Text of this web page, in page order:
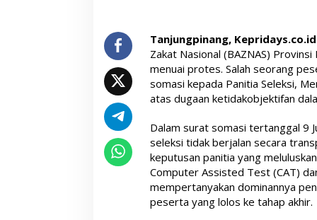
Tanjungpinang, Kepridays.co.id
Zakat Nasional (BAZNAS)
menuai protes. Salah seorang
somasi kepada Panitia Seleksi,
atas dugaan ketidakobjektifan
Dalam surat somasi tertanggal 9
seleksi tidak berjalan secara
keputusan panitia yang
Computer Assisted Test (CAT)
mempertanyakan dominannya
peserta yang lolos ke tahap akhir.